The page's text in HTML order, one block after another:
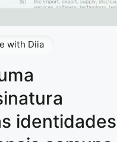
identidades
with Diia